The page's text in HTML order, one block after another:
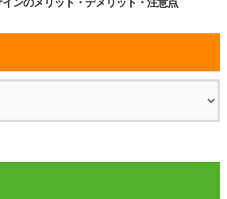
ンのメリット・デメリット・注意点